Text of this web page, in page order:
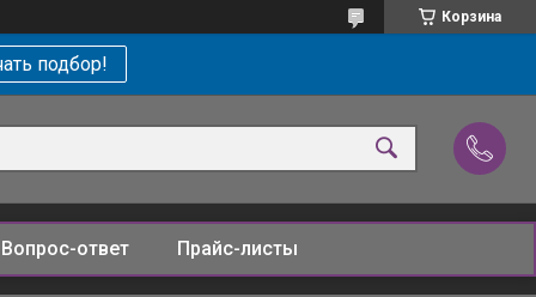
Корзина
подбор!
Вопрос-ответ Прайс-листы